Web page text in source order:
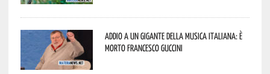
Addio a un gigante della musica italiana: è
morto Francesco Guccini